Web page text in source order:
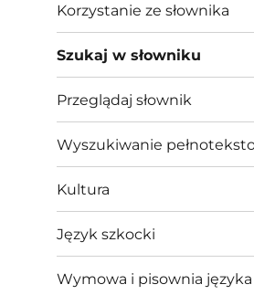
Korzystanie ze słownika
Szukaj w słowniku
Przeglądaj słownik
Wyszukiwanie
Kultura
Język szkocki
Wymowa i pisownia